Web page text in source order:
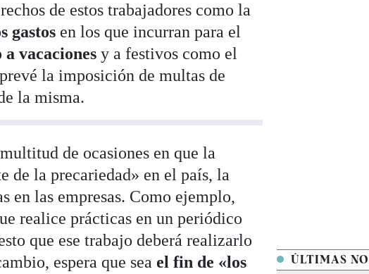
de estos trabajadores como la
gastos en los que incurran para el
a vacaciones y a festivos como el
la imposición de multas de
la misma.
de ocasiones en que la
de la precariedad» en el país, la
en las empresas. Como ejemplo,
realice prácticas en un periódico
que ese trabajo deberá realizarlo
espera que sea el fin de «los
ÚLTIMAS